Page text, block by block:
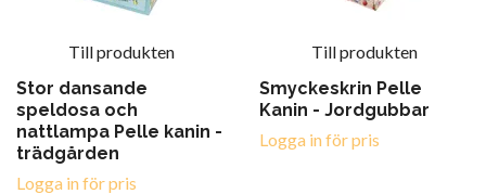
Till produkten
Stor dansande
speldosa och
nattlampa Pelle kanin -
trädgården
Logga in för pris
Till produkten
Smyckeskrin Pelle
Kanin - Jordgubbar
Logga in för pris